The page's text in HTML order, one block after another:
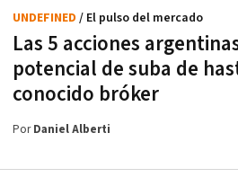
Las 5 acciones
potencial de suba de
conocido bróker
UNDEFINED / El pulso del mercado
PorDaniel Alberti